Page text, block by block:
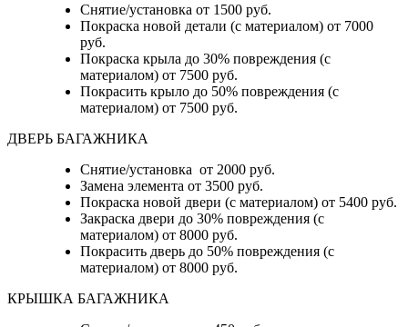
Снятие/установка от 1500 руб.
Покраска новой детали (с материалом) от 7000
руб.
Покраска крыла до 30% повреждения (с
материалом) от 7500 руб.
Покрасить крыло до 50% повреждения (с
материалом) от 7500 руб.
ДВЕРЬ БАГАЖНИКА
Снятие/установка от 2000 руб.
Замена элемента от 3500 руб.
Покраска новой двери (с материалом) от 5400 руб.
Закраска двери до 30% повреждения (с
материалом) от 8000 руб.
Покрасить дверь до 50% повреждения (с
материалом) от 8000 руб.
КРЫШКА БАГАЖНИКА